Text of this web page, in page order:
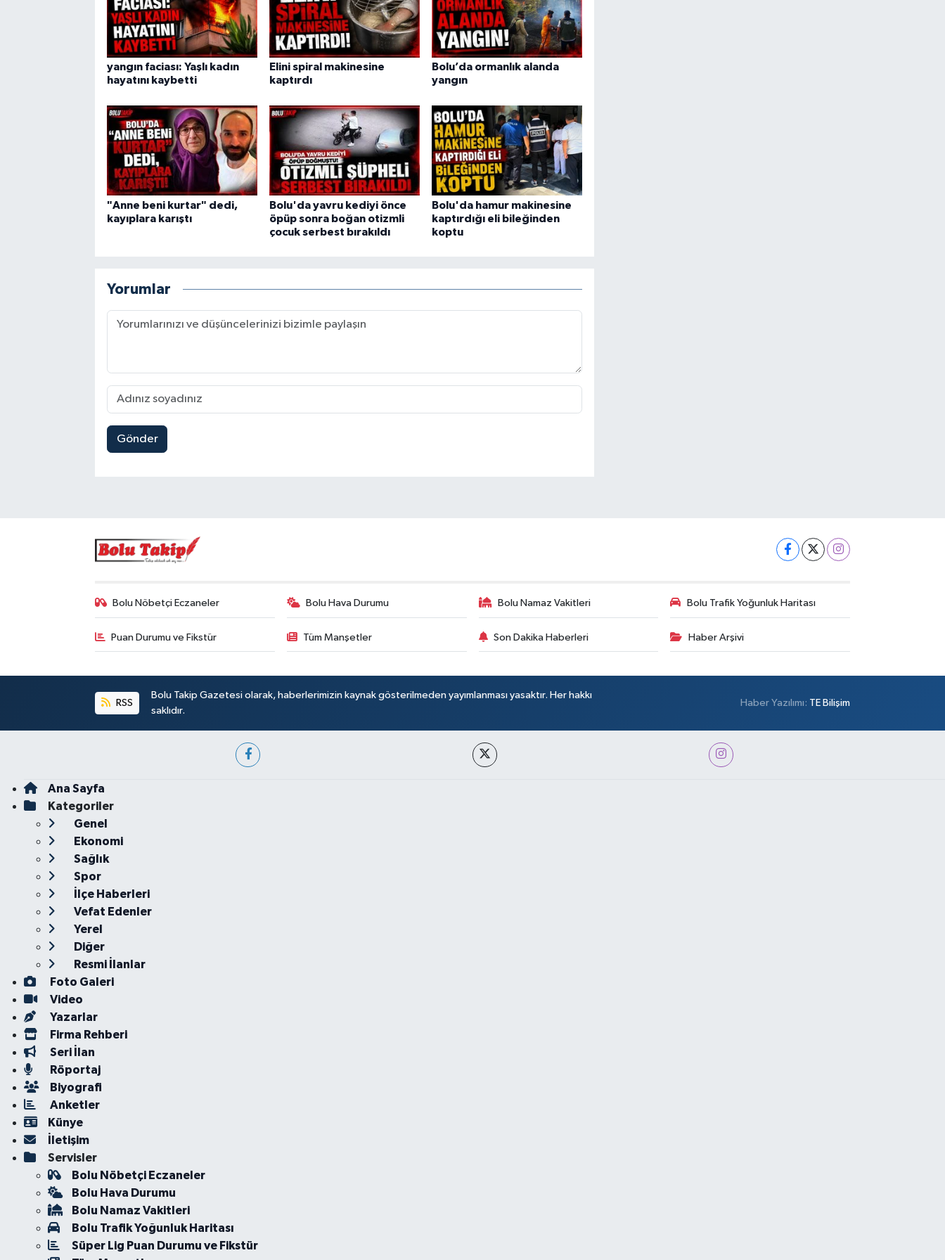
yangın faciası: Yaşlı kadın
hayatını kaybetti
Elini spiral makinesine
kaptırdı
Bolu’da ormanlık alanda
yangın
"Anne beni kurtar" dedi,
kayıplara karıştı
Bolu'da yavru kediyi önce
öpüp sonra boğan otizmli
çocuk serbest bırakıldı
Bolu'da hamur makinesine
kaptırdığı eli bileğinden
koptu
Yorumlar
Gönder
Bolu Nöbetçi Eczaneler Bolu Hava Durumu Bolu Namaz Vakitleri Bolu Trafik Yoğunluk Haritası
Puan Durumu ve Fikstür Tüm Manşetler Son Dakika Haberleri Haber Arşivi
RSS
Bolu Takip Gazetesi olarak, haberlerimizin kaynak gösterilmeden yayımlanması yasaktır. Her hakkı
saklıdır.
Haber Yazılımı: TE Bilişim
Ana Sayfa
Kategoriler
Genel
Ekonomi
Sağlık
Spor
İlçe Haberleri
Vefat Edenler
Yerel
Diğer
Resmi İlanlar
Foto Galeri
Video
Yazarlar
Firma Rehberi
Seri İlan
Röportaj
Biyografi
Anketler
Künye
İletişim
Servisler
Bolu Nöbetçi Eczaneler
Bolu Hava Durumu
Bolu Namaz Vakitleri
Bolu Trafik Yoğunluk Haritası
Süper Lig Puan Durumu ve Fikstür